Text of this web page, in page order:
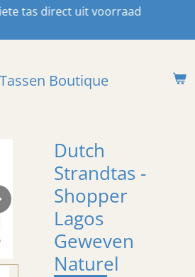
tas direct uit voorraad
Tassen Boutique
Dutch
Strandtas -
Shopper
Lagos
Geweven
Naturel